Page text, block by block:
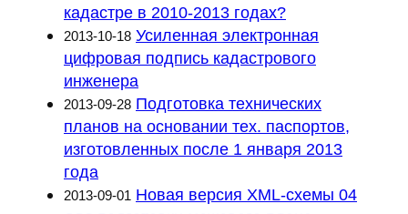
кадастре в 2010-2013 годах?
2013-10-18 Усиленная электронная
цифровая подпись кадастрового
инженера
2013-09-28 Подготовка технических
планов на основании тех. паспортов,
изготовленных после 1 января 2013
года
2013-09-01 Новая версия XML-схемы 04